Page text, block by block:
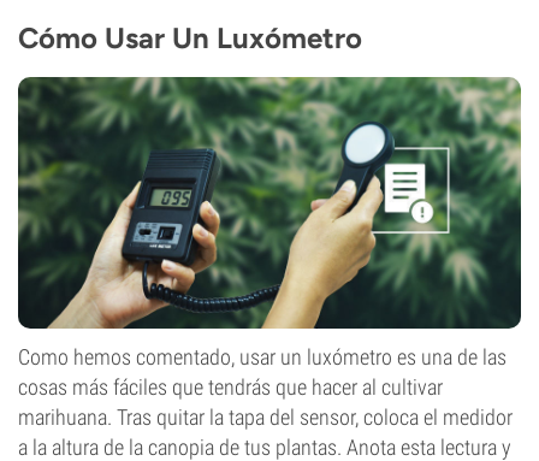
Cómo Usar Un Luxómetro
Como hemos comentado, usar un luxómetro es una de las
cosas más fáciles que tendrás que hacer al cultivar
marihuana. Tras quitar la tapa del sensor, coloca el medidor
a la altura de la canopia de tus plantas. Anota esta lectura y